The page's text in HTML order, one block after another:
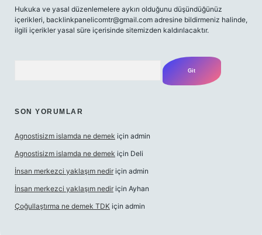
Hukuka ve yasal düzenlemelere aykırı olduğunu düşündüğünüz
içerikleri, backlinkpanelicomtr@gmail.com adresine bildirmeniz halinde,
ilgili içerikler yasal süre içerisinde sitemizden kaldırılacaktır.
SON YORUMLAR
Agnostisizm islamda ne demek için admin
Agnostisizm islamda ne demek için Deli
İnsan merkezci yaklaşım nedir için admin
İnsan merkezci yaklaşım nedir için Ayhan
Çoğullaştırma ne demek TDK için admin